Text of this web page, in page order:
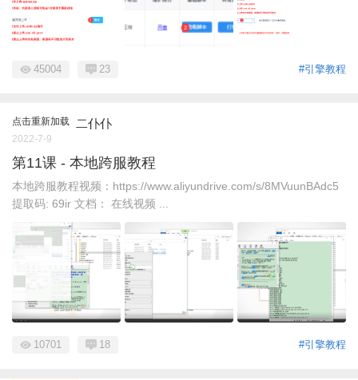
#引擎教程
45004 23
点击重新加载 二仆仆
2022-7-9
第11课 - 本地跨服教程
本地跨服教程视频：https://www.aliyundrive.com/s/8MVuunBAdc5
提取码: 69ir 文档： 在线视频 ...
#引擎教程
10701 18